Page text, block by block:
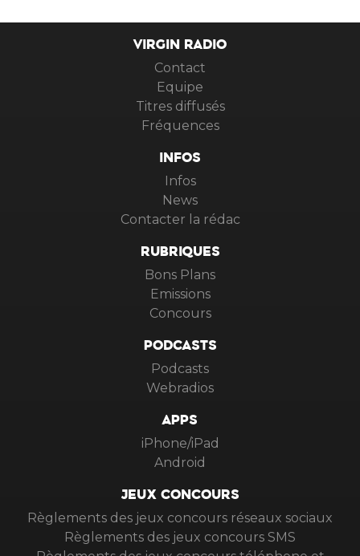
VIRGIN RADIO
Contact
Equipe
Titres diffusés
Fréquences
INFOS
Infos
News
Contacter la rédac
RUBRIQUES
Bons Plans
Emissions
Concours
PODCASTS
Podcasts
Webradios
APPS
iPhone/iPad
Android
JEUX CONCOURS
Règlements des jeux concours réseaux sociaux
Règlements des jeux concours SMS